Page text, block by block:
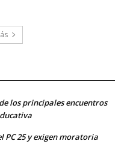
los principales encuentros
PC 25 y exigen moratoria